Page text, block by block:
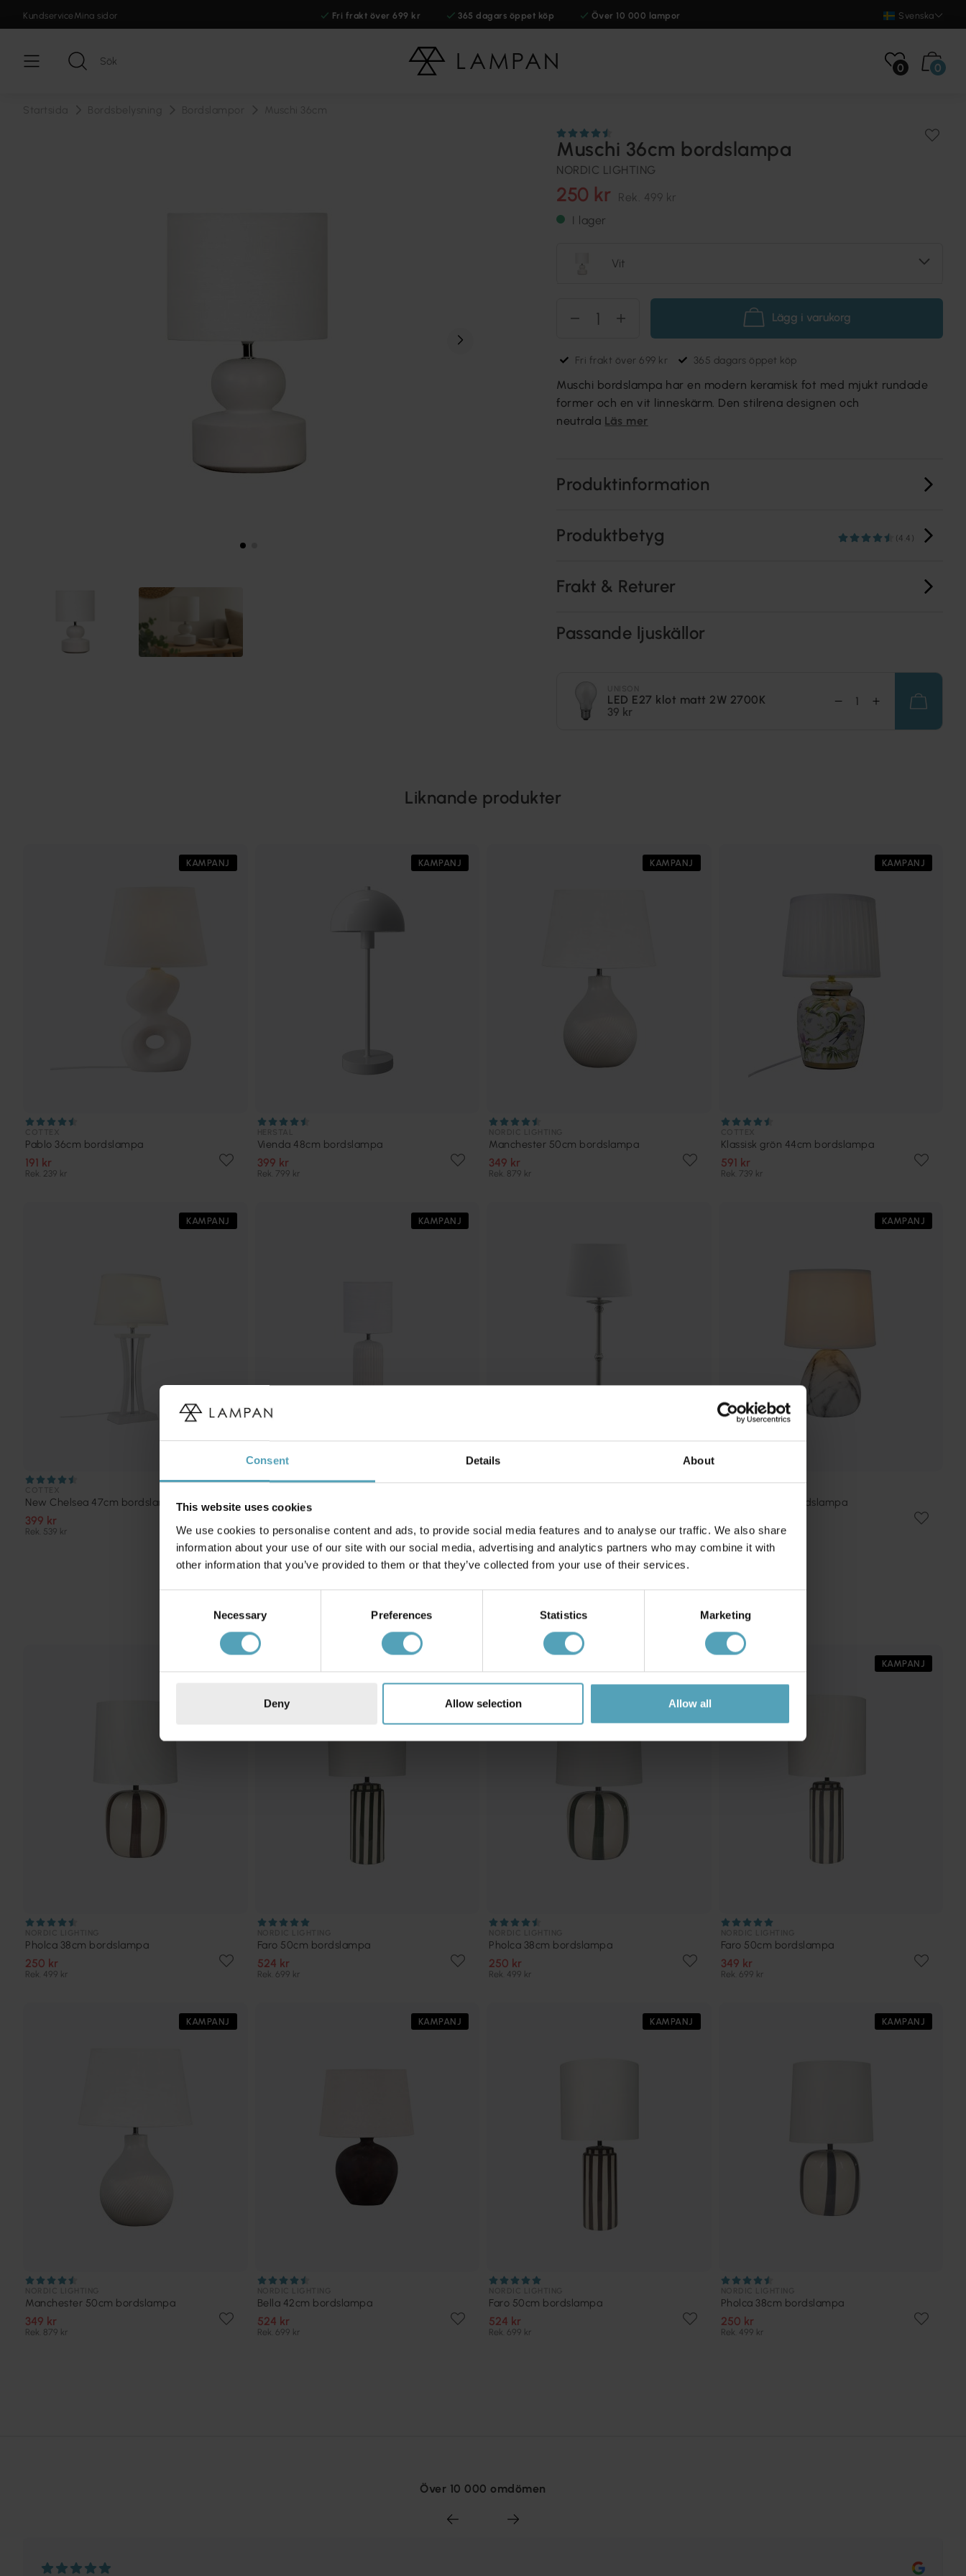
Consent Details About
This website uses cookies
We use cookies to personalise content and ads, to provide social media features and to analyse our traffic. We also share
information about your use of our site with our social media, advertising and analytics partners who may combine it with
other information that you’ve provided to them or that they’ve collected from your use of their services.
Necessary Preferences Statistics Marketing
Deny Allow selection Allow all
KundserviceMina sidor Fri frakt över 699 kr 365 dagars öppet köp Över 10 000 lampor Svenska
0 0
Muschi 36cm bordslampa
NORDIC LIGHTING
250 kr Rek. 499 kr
I lager
Vit
Lägg i varukorg
Fri frakt över 699 kr 365 dagars öppet köp
Muschi bordslampa har en modern keramisk fot med mjukt rundade
former och en vit linneskärm. Den stilrena designen och
neutrala Läs mer
Produktinformation
Produktbetyg (4.4)
Frakt & Returer
Passande ljuskällor
LED E27 klot matt 2W 2700K
39 kr
Liknande produkter
KAMPANJ
Pablo 36cm bordslampa
191 kr
Rek. 239 kr
KAMPANJ
Vienda 48cm bordslampa
399 kr
Rek. 799 kr
KAMPANJ
Manchester 50cm bordslampa
349 kr
Rek. 879 kr
KAMPANJ
Klassisk grön 44cm bordslampa
591 kr
Rek. 739 kr
KAMPANJ
New Chelsea 47cm bordslampa
399 kr
Rek. 539 kr
KAMPANJ
Palizzo 33cm bordslampa
Rek. 299 kr
KAMPANJ
Marmo 25cm bordslampa
Rek. 209 kr
Pholca 38cm bordslampa
250 kr
Rek. 499 kr
Faro 50cm bordslampa
524 kr
Rek. 699 kr
Pholca 38cm bordslampa
250 kr
Rek. 499 kr
KAMPANJ
Faro 50cm bordslampa
349 kr
Rek. 699 kr
KAMPANJ
Manchester 50cm bordslampa
349 kr
Rek. 879 kr
KAMPANJ
Bella 42cm bordslampa
524 kr
Rek. 699 kr
KAMPANJ
Faro 50cm bordslampa
524 kr
Rek. 699 kr
KAMPANJ
Pholca 38cm bordslampa
250 kr
Rek. 499 kr
Över 10 000 omdömen